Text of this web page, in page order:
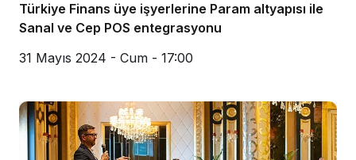
Türkiye Finans üye işyerlerine Param altyapısı ile
Sanal ve Cep POS entegrasyonu
31 Mayıs 2024 - Cum - 17:00